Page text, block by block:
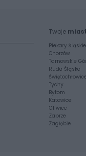
Twoje
Piekary Śląskie
Chorzów
Tarnowskie
Ruda Śląska
Świętochłowice
Tychy
Bytom
Katowice
Gliwice
Zabrze
Zagłębie